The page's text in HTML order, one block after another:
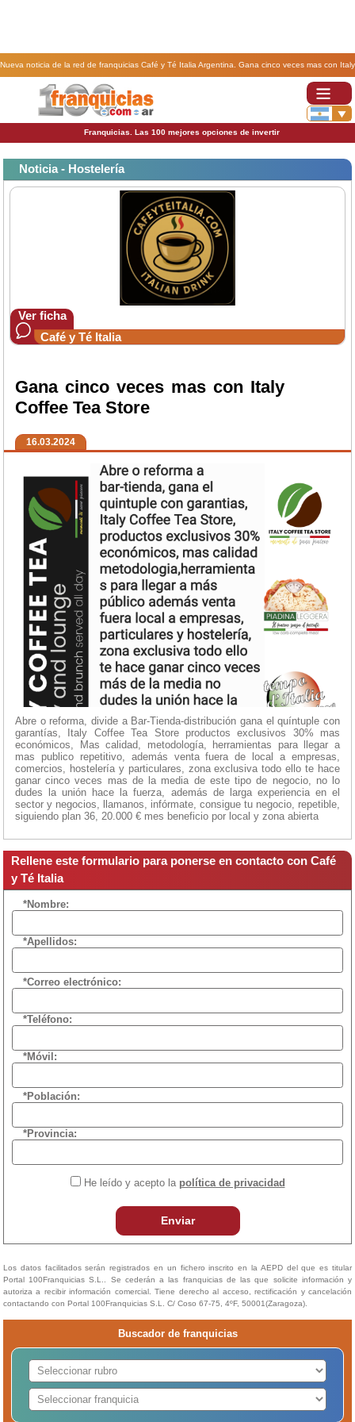
Nueva noticia de la red de franquicias Café y Té Italia Argentina. Gana cinco veces mas con Italy
Franquicias. Las 100 mejores opciones de invertir
Noticia - Hostelería
Ver ficha
Café y Té Italia
Gana cinco veces mas con Italy
Coffee Tea Store
16.03.2024
Abre o reforma, divide a Bar-Tienda-distribución gana el quíntuple con
garantías, Italy Coffee Tea Store productos exclusivos 30% mas
económicos, Mas calidad, metodología, herramientas para llegar a
mas publico repetitivo, además venta fuera de local a empresas,
comercios, hostelería y particulares, zona exclusiva todo ello te hace
ganar cinco veces mas de la media de este tipo de negocio, no lo
dudes la unión hace la fuerza, además de larga experiencia en el
sector y negocios, llamanos, infórmate, consigue tu negocio, repetible,
siguiendo plan 36, 20.000 € mes beneficio por local y zona abierta
Rellene este formulario para ponerse en contacto con Café
y Té Italia
*Nombre:
*Apellidos:
*Correo electrónico:
*Teléfono:
*Móvil:
*Población:
*Provincia:
He leído y acepto la política de privacidad
Enviar
Los datos facilitados serán registrados en un fichero inscrito en la AEPD del que es titular
Portal 100Franquicias S.L.. Se cederán a las franquicias de las que solicite información y
autoriza a recibir información comercial. Tiene derecho al acceso, rectificación y cancelación
contactando con Portal 100Franquicias S.L. C/ Coso 67-75, 4ºF, 50001(Zaragoza).
Buscador de franquicias